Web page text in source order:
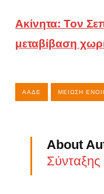
Ακίνητα: Τον
μεταβίβαση
ΑΑΔΕ ΜΕΊΩΣΗ
About
Σύνταξης